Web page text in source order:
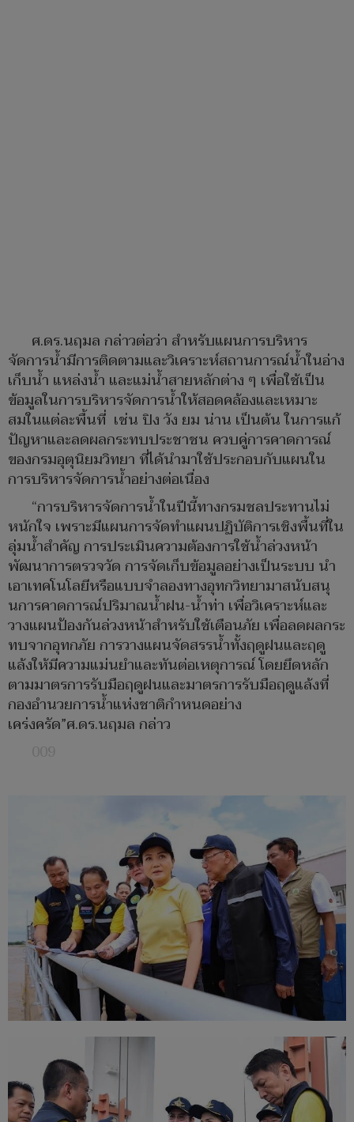
ศ.ดร.นฤมล กล่าวต่อว่า สำหรับแผนการบริหาร
จัดการน้ำมีการติดตามและวิเคราะห์สถานการณ์น้ำในอ่าง
เก็บน้ำ แหล่งน้ำ และแม่น้ำสายหลักต่าง ๆ เพื่อใช้เป็น
ข้อมูลในการบริหารจัดการน้ำให้สอดคล้องและเหมาะ
สมในแต่ละพื้นที่ เช่น ปิง วัง ยม น่าน เป็นต้น ในการแก้
ปัญหาและลดผลกระทบประชาชน ควบคู่การคาดการณ์
ของกรมอุตุนิยมวิทยา ที่ได้นำมาใช้ประกอบกับแผนใน
การบริหารจัดการน้ำอย่างต่อเนื่อง
“การบริหารจัดการน้ำในปีนี้ทางกรมชลประทานไม่
หนักใจ เพราะมีแผนการจัดทำแผนปฏิบัติการเชิงพื้นที่ใน
ลุ่มน้ำสำคัญ การประเมินความต้องการใช้น้ำล่วงหน้า
พัฒนาการตรวจวัด การจัดเก็บข้อมูลอย่างเป็นระบบ นำ
เอาเทคโนโลยีหรือแบบจำลองทางอุทกวิทยามาสนับสนุ
นการคาดการณ์ปริมาณน้ำฝน-น้ำท่า เพื่อวิเคราะห์และ
วางแผนป้องกันล่วงหน้าสำหรับใช้เตือนภัย เพื่อลดผลกระ
ทบจากอุทกภัย การวางแผนจัดสรรน้ำทั้งฤดูฝนและฤดู
แล้งให้มีความแม่นยำและทันต่อเหตุการณ์ โดยยึดหลัก
ตามมาตรการรับมือฤดูฝนและมาตรการรับมือฤดูแล้งที่
กองอำนวยการน้ำแห่งชาติกำหนดอย่าง
เคร่งครัด”ศ.ดร.นฤมล กล่าว